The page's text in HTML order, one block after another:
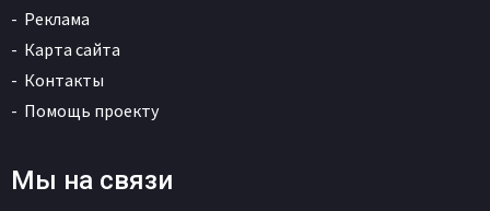
Реклама
Карта сайта
Контакты
Помощь проекту
Мы на связи